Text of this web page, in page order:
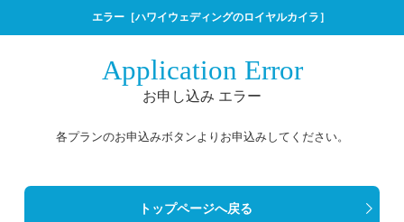
エラー［ハワイウェディングのロイヤルカイラ］
Application Error
お申し込み エラー
各プランのお申込みボタンよりお申込みしてください。
トップページへ戻る